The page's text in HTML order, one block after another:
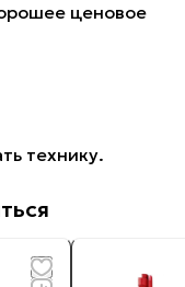
ценовое
технику.